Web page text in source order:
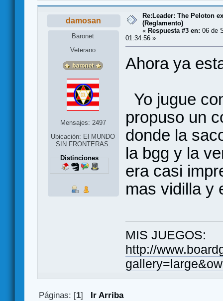
damosan
Baronet
Veterano
Mensajes: 2497
Ubicación: El MUNDO
SIN FRONTERAS.
Distinciones
Re:Leader: The Peloton
(Reglamento)
« Respuesta #3 en: 06 de
01:34:56 »
Ahora ya
Yo jugue
propuso un
donde la
la bgg y la
era casi
mas vidilla y
MIS JUEGOS:
http://
Páginas: [1] Ir Arriba